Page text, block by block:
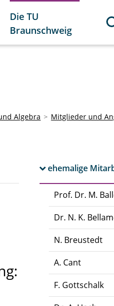
Die TU
Braunschweig
Algebra
Mitglieder und
ehemalige
Prof. Dr. M.
Dr. N. K.
N. Breustedt
A. Cant
F. Gottschalk